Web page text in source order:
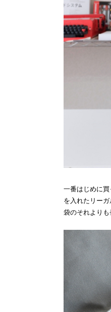
一番はじめに
を入れたリー
袋のそれよりも